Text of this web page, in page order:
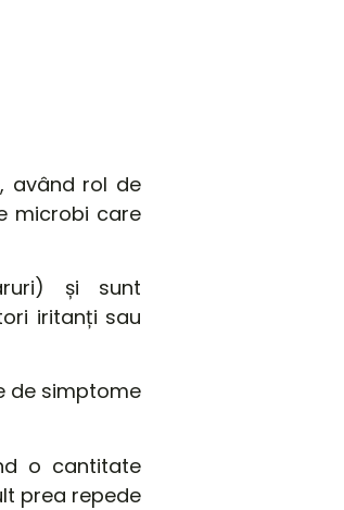
, având rol de
microbi care
și sunt
iritanți sau
de simptome
o cantitate
prea repede